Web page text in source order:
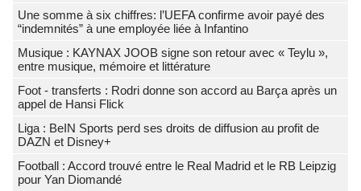
Une somme à six chiffres: l’UEFA confirme avoir payé des
“indemnités” à une employée liée à Infantino
Musique : KAYNAX JOOB signe son retour avec « Teylu »,
entre musique, mémoire et littérature
Foot - transferts : Rodri donne son accord au Barça après un
appel de Hansi Flick
Liga : BeIN Sports perd ses droits de diffusion au profit de
DAZN et Disney+
Football : Accord trouvé entre le Real Madrid et le RB Leipzig
pour Yan Diomandé